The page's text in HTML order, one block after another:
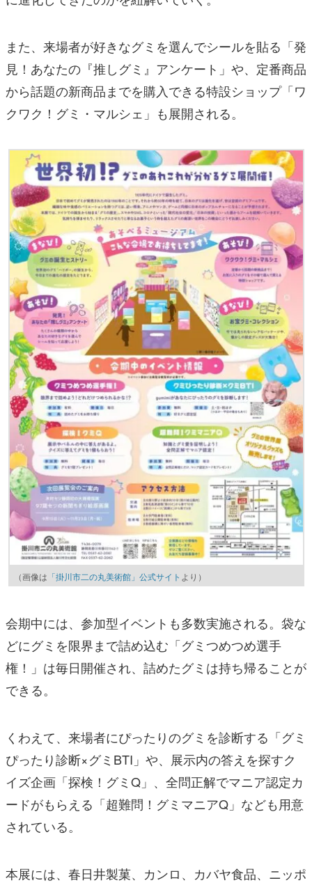
また、来場者が好きなグミを選んでシールを貼る「発
見！あなたの『推しグミ』アンケート」や、定番商品
から話題の新商品までを購入できる特設ショップ「ワ
クワク！グミ・マルシェ」も展開される。
（画像は 「掛川市二の丸美術館」公式サイト より）
会期中には、参加型イベントも多数実施される。袋な
どにグミを限界まで詰め込む「グミつめつめ選手
権！」は毎日開催され、詰めたグミは持ち帰ることが
できる。
くわえて、来場者にぴったりのグミを診断する「グミ
ぴったり診断×グミBTI」や、展示内の答えを探すク
イズ企画「探検！グミQ」、全問正解でマニア認定カ
ードがもらえる「超難問！グミマニアQ」なども用意
されている。
本展には、春日井製菓、カンロ、カバヤ食品、ニッポ